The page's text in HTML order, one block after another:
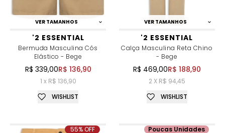
VER TAMANHOS
'2 ESSENTIAL
Bermuda Masculina Cós
Elástico - Bege
R$ 339,00R$ 136,90
1 x R$ 136,90
WISHLIST
VER TAMANHOS
'2 ESSENTIAL
Calça Masculina Reta Chino
- Bege
R$ 469,00R$ 188,90
2 X R$ 94,45
WISHLIST
55% OFF
Poucas Unidades